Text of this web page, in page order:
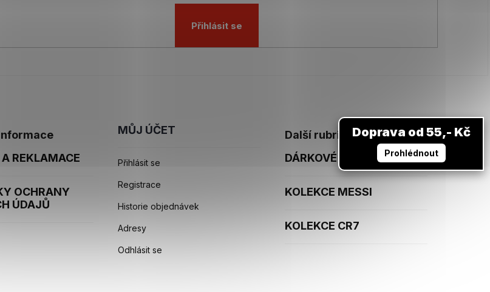
Přihlásit se
REKLAMACE
OCHRANY
ÚDAJŮ
MŮJ ÚČET
Přihlásit se
Registrace
Historie objednávek
Adresy
Odhlásit se
Další rubriky
DÁRKOVÉ POUKAZY
KOLEKCE MESSI
KOLEKCE CR7
Doprava od 55,- Kč
Prohlédnout